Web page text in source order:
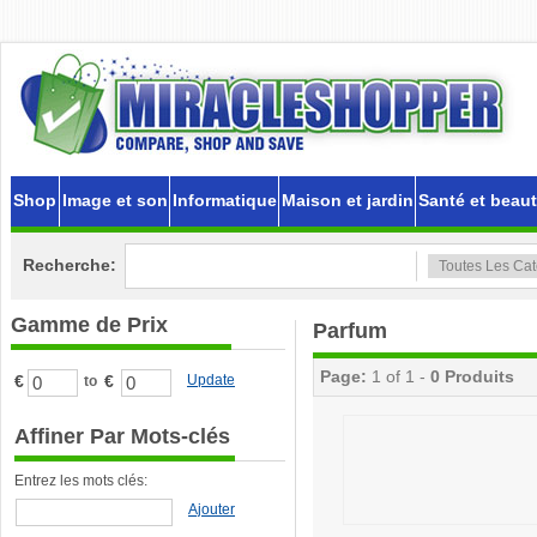
Shop Image et son Informatique Maison et jardin Santé et
Recherche:
Gamme de Prix
€ to € Update
Affiner Par Mots-clés
Entrez les mots clés:
Ajouter
Parfum
Page: 1 of 1 - 0 Produits